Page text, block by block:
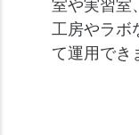
室や実習室
工房やラボ
て運用でき